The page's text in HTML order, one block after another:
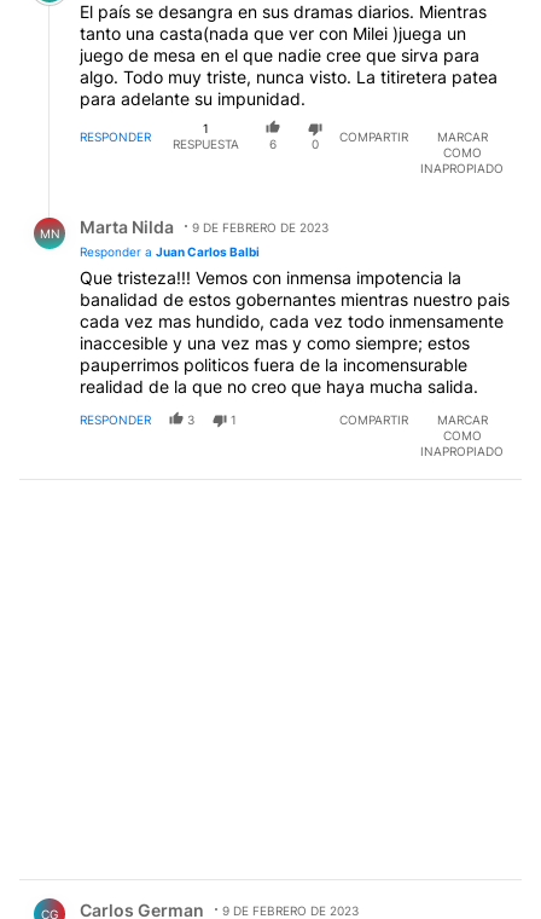
El país se desangra en sus dramas diarios. Mientras
tanto una casta(nada que ver con Milei )juega un
juego de mesa en el que nadie cree que sirva para
algo. Todo muy triste, nunca visto. La titiretera patea
para adelante su impunidad.
RESPONDER
1
RESPUESTA
6 0
COMPARTIR
MARCAR
COMO
INAPROPIADO
MN Marta Nilda
9 DE FEBRERO DE 2023
Responder a Juan Carlos Balbi
Que tristeza!!! Vemos con inmensa impotencia la
banalidad de estos gobernantes mientras nuestro pais
cada vez mas hundido, cada vez todo inmensamente
inaccesible y una vez mas y como siempre; estos
pauperrimos politicos fuera de la incomensurable
realidad de la que no creo que haya mucha salida.
RESPONDER 3 1 COMPARTIR
MARCAR
COMO
INAPROPIADO
CG Carlos German 9 DE FEBRERO DE 2023